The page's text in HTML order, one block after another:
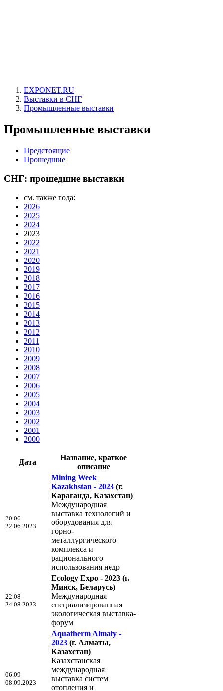
EXPONET.RU
Выставки в СНГ
Промышленные выставки
Промышленные выставки
Предстоящие
Прошедшие
СНГ: прошедшие выставки
см. также года:
2026
2025
2024
2023
2022
2021
2020
2019
2018
2017
2016
2015
2014
2013
2012
2011
2010
2009
2008
2007
2006
2005
2004
2003
2002
2001
2000
Дата
Название, краткое
описание
20.06
22.06.2023
Mining Week
Kazakhstan - 2023 (г.
Караганда, Казахстан)
Международная
выставка технологий и
оборудования для
горно-
металлургического
комплекса и
рационального
использования недр
22.08
24.08.2023
Ecology Expo - 2023 (г.
Минск, Беларусь)
Международная
специализированная
экологическая выставка-
форум
06.09
08.09.2023
Aquatherm Almaty -
2023 (г. Алматы,
Казахстан)
Казахстанская
международная
выставка систем
отопления и